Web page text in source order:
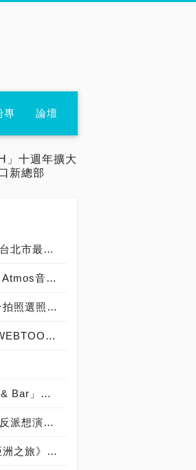
專 論壇
」十週年擴大
新總部
欣欣秀泰影城柏晶廳，台北市最好的精品級電影院！
Netflix正式支援 Dolby Atmos音效！《玉子》的5個秘密數字初公開！
「LINE拍貼」隆重登台拍照選照、裁切去背、文字塗鴉三步完成專屬貼圖
比真的還可怕！LINE WEBTOON推出《鬼哭神嚎恐怖動態特輯》
「鹿鳴 音響沙龍 Cafe & Bar」享受千萬音響盛宴，「聽黑膠 古典樂 流行音樂 談音樂 聊音響 喝咖啡 品美酒」體驗「Burmester 柏林之音旗艦擴大器」與「B&W Nautilus 鸚鵡螺頂級喇叭 」發燒音響迷人魅力！
傑尼斯偶像堂本剛拒演反派想演《銀魂》吉祥物？長澤雅美下海扮母猩猩？
Netflix 《戀愛巴士：亞洲之旅》11/16 再度啟程！